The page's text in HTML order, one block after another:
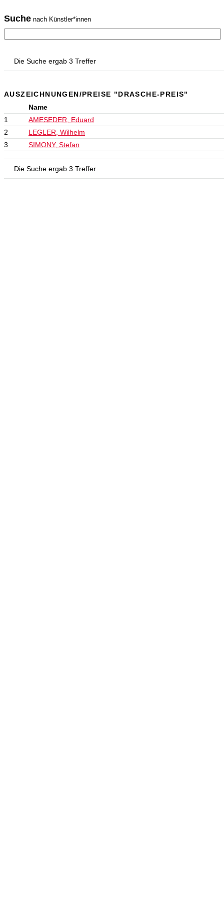
Suche nach Künstler*innen
Die Suche ergab 3 Treffer
AUSZEICHNUNGEN/PREISE "DRASCHE-PREIS"
Name
1
AMESEDER, Eduard
2
LEGLER, Wilhelm
3
SIMONY, Stefan
Die Suche ergab 3 Treffer